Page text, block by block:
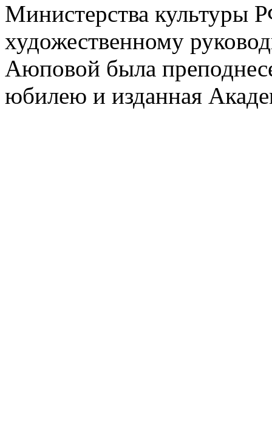
Министерства культуры
художественному
Аюповой была
юбилею и изданная